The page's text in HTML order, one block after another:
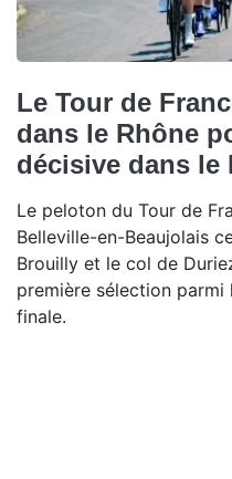
Le Tour de
dans le Rhône
décisive dans le
Le peloton du Tour de
Belleville-en-Beaujolais
Brouilly et le col de
première sélection
finale.